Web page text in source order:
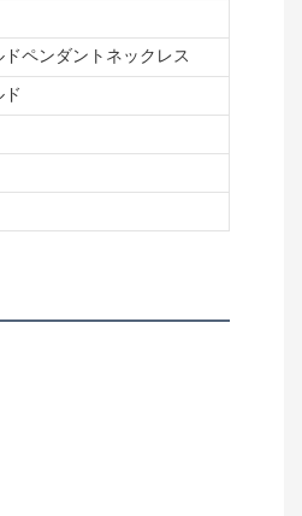
ペンダントネックレス